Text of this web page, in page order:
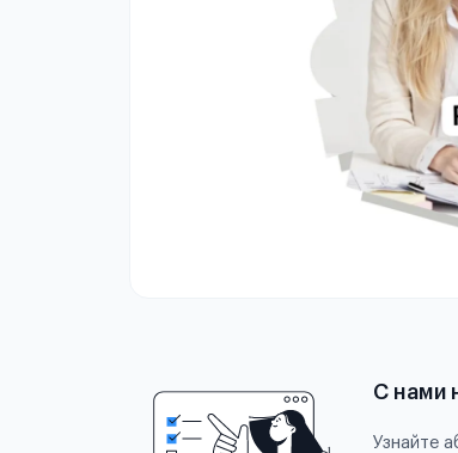
С нами
Узнайте